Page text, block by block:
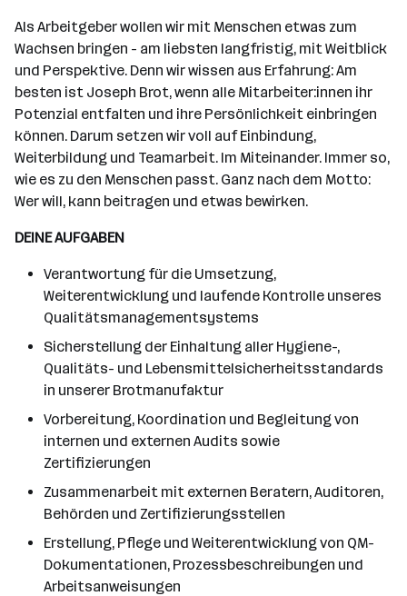
Als Arbeitgeber wollen wir mit Menschen etwas zum
Wachsen bringen - am liebsten langfristig, mit Weitblick
und Perspektive. Denn wir wissen aus Erfahrung: Am
besten ist Joseph Brot, wenn alle Mitarbeiter:innen ihr
Potenzial entfalten und ihre Persönlichkeit einbringen
können. Darum setzen wir voll auf Einbindung,
Weiterbildung und Teamarbeit. Im Miteinander. Immer so,
wie es zu den Menschen passt. Ganz nach dem Motto:
Wer will, kann beitragen und etwas bewirken.
DEINE AUFGABEN
Verantwortung für die Umsetzung,
Weiterentwicklung und laufende Kontrolle unseres
Qualitätsmanagementsystems
Sicherstellung der Einhaltung aller Hygiene-,
Qualitäts- und Lebensmittelsicherheitsstandards
in unserer Brotmanufaktur
Vorbereitung, Koordination und Begleitung von
internen und externen Audits sowie
Zertifizierungen
Zusammenarbeit mit externen Beratern, Auditoren,
Behörden und Zertifizierungsstellen
Erstellung, Pflege und Weiterentwicklung von QM-
Dokumentationen, Prozessbeschreibungen und
Arbeitsanweisungen